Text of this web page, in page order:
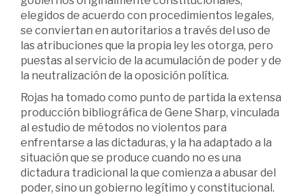
elegidos de acuerdo con procedimientos legales,
se conviertan en autoritarios a través del uso de
las atribuciones que la propia ley les otorga, pero
puestas al servicio de la acumulación de poder y de
la neutralización de la oposición política.
Rojas ha tomado como punto de partida la extensa
producción bibliográfica de Gene Sharp, vinculada
al estudio de métodos no violentos para
enfrentarse a las dictaduras, y la ha adaptado a la
situación que se produce cuando no es una
dictadura tradicional la que comienza a abusar del
poder, sino un gobierno­ legítimo y constitucional.